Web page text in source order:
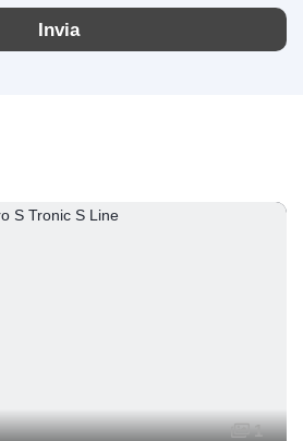
Invia
1